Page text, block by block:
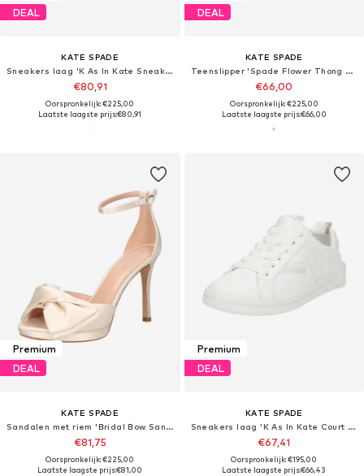
DEAL
KATE SPADE
Sneakers laag 'K As In Kate Sneakers'
€80,91
Oorspronkelijk: €225,00
Laatste laagste prijs:€80,91
DEAL
KATE SPADE
Teenslipper 'Spade Flower Thong Sandals'
€66,00
Oorspronkelijk: €225,00
Laatste laagste prijs:€66,00
Premium
DEAL
KATE SPADE
Sandalen met riem 'Bridal Bow Sandals'
€81,75
Oorspronkelijk: €225,00
Laatste laagste prijs:€81,00
Premium
DEAL
KATE SPADE
Sneakers laag 'K As In Kate Court Sneaker'
€67,41
Oorspronkelijk: €195,00
Laatste laagste prijs:€66,43